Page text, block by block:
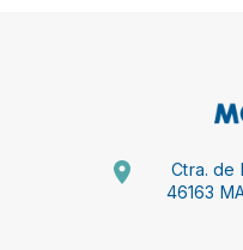
Ctra. de
46163